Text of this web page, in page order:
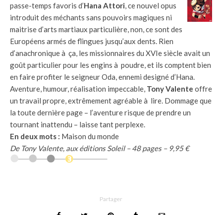
passe-temps favoris d’Hana Attori, ce nouvel opus
introduit des méchants sans pouvoirs magiques ni
maitrise d’arts martiaux particulière, non, ce sont des
Européens armés de flingues jusqu’aux dents. Rien
d’anachronique à ça, les missionnaires du XVIe siècle avait un
goût particulier pour les engins à poudre, et ils comptent bien
en faire profiter le seigneur Oda, ennemi designé d’Hana.
Aventure, humour, réalisation impeccable, Tony Valente offre
un travail propre, extrêmement agréable à lire. Dommage que
la toute dernière page – l’aventure risque de prendre un
tournant inattendu – laisse tant perplexe.
En deux mots : Maison du monde
De Tony Valente, aux éditions Soleil – 48 pages – 9,95 €
Partager